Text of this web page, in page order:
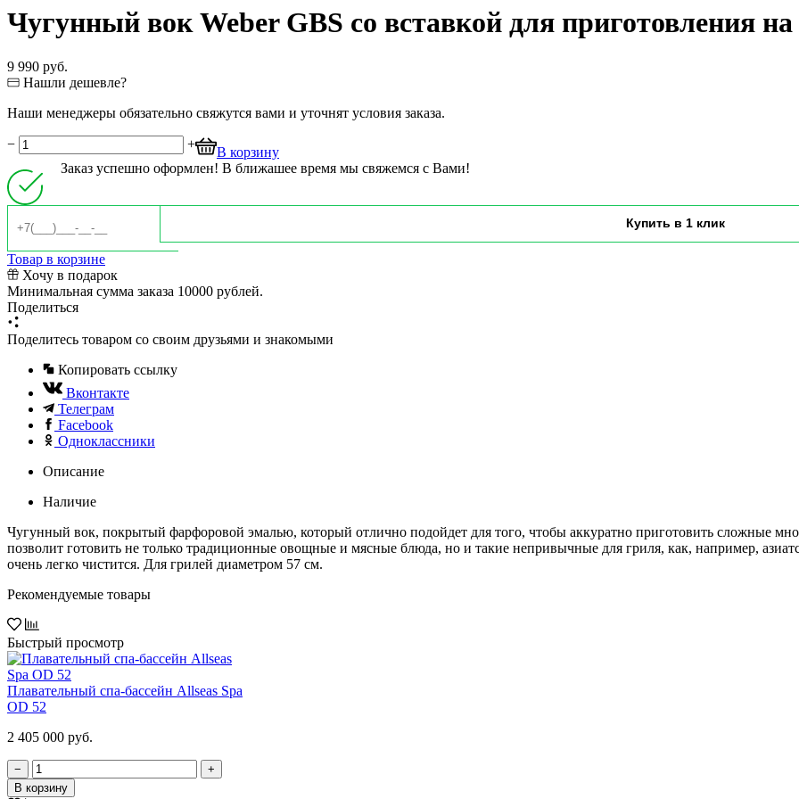
Чугунный вок Weber GBS со вставкой для приготовления
9 990 руб.
Нашли дешевле?
Наши менеджеры обязательно свяжутся вами и уточнят условия заказа.
− +
В корзину
Заказ успешно оформлен! В ближашее время мы свяжемся с Вами!
Товар в корзине
Хочу в подарок
Минимальная сумма заказа 10000 рублей.
Поделиться
Поделитесь товаром со своим друзьями и знакомыми
Копировать ссылку
Вконтакте
Телеграм
Facebook
Одноклассники
Описание
Наличие
Чугунный вок, покрытый фарфоровой эмалью, который отлично подойдет для того, чтобы аккуратно приготовить сложные
позволит готовить не только традиционные овощные и мясные блюда, но и такие непривычные для гриля, как, например,
очень легко чистится. Для грилей диаметром 57 см.
Рекомендуемые товары
Быстрый просмотр
Плавательный спа-бассейн Allseas Spa
OD 52
2 405 000 руб.
−
+
В корзину